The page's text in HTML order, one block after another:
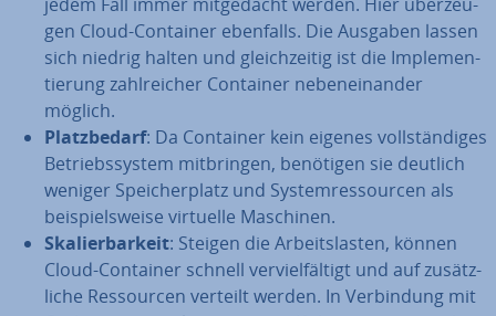
gen Cloud-Container ebenfalls. Die Ausgaben lassen
sich niedrig halten und gleich­zei­tig ist die Im­ple­men­
tie­rung zahl­rei­cher Container ne­ben­ein­an­der
möglich.
Platz­be­darf: Da Container kein eigenes voll­stän­di­ges
Be­triebs­sys­tem mit­brin­gen, benötigen sie deutlich
weniger Spei­cher­platz und Sys­tem­res­sour­cen als
bei­spiels­wei­se virtuelle Maschinen.
Ska­lier­bar­keit: Steigen die Ar­beits­las­ten, können
Cloud-Container schnell ver­viel­fäl­tigt und auf zu­sätz­
li­che Res­sour­cen verteilt werden. In Ver­bin­dung mit